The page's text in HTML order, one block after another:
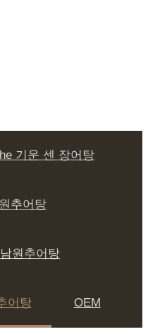
기운 센 장어탕
추어탕
원추어탕
어탕 OEM